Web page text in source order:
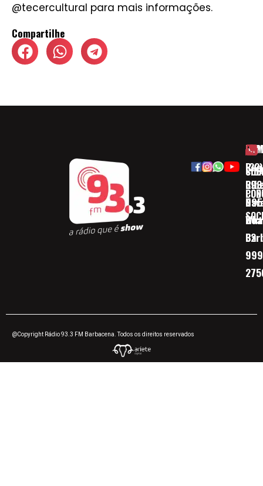
@tecercultural para mais informações.
Compartilhe
(32)
32
@Copyright Rádio 93.3 FM Barbacena. Todos os direitos reservados